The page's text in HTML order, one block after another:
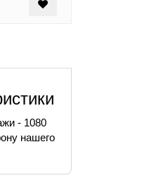
- 1080
нашего